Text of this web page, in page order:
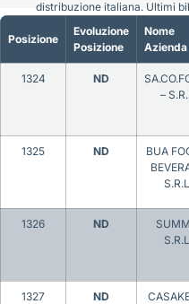
Posizione
Evoluzione
Posizione
Nome
Azienda
1324 ND
–
1325 ND
BUA
1326 ND
1327 ND
distribuzione italiana. Ultimi